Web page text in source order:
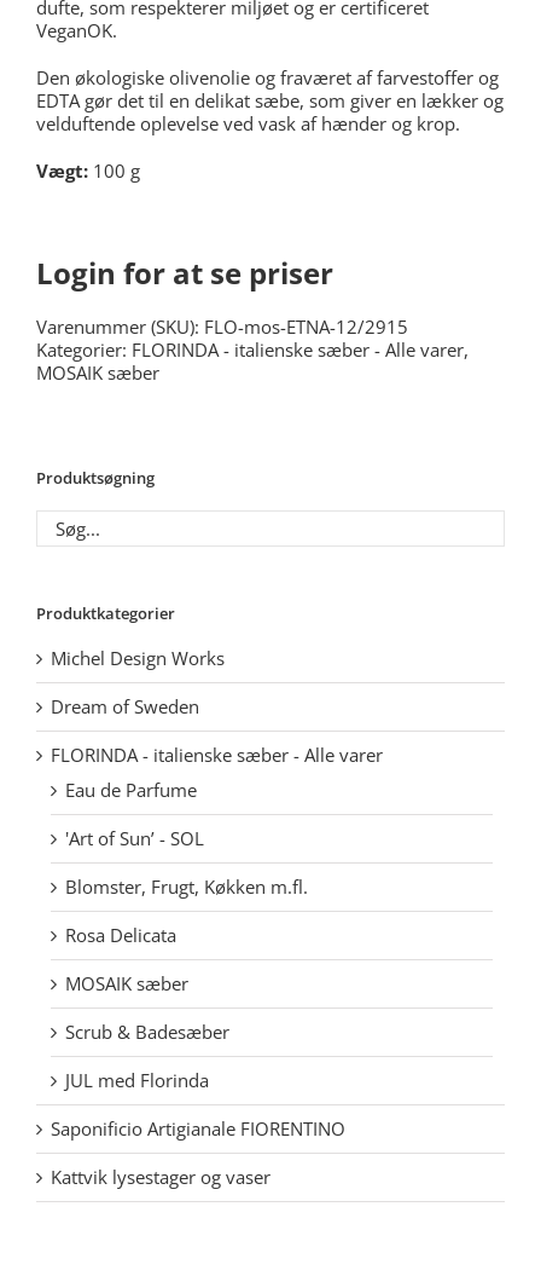
dufte, som respekterer miljøet og er certificeret
VeganOK.
Den økologiske olivenolie og fraværet af farvestoffer og
EDTA gør det til en delikat sæbe, som giver en lækker og
velduftende oplevelse ved vask af hænder og krop.
Vægt: 100 g
Login for at se priser
Varenummer (SKU): FLO-mos-ETNA-12/2915
Kategorier: FLORINDA - italienske sæber - Alle varer,
MOSAIK sæber
Produktsøgning
Produktkategorier
Michel Design Works
Dream of Sweden
FLORINDA - italienske sæber - Alle varer
Eau de Parfume
'Art of Sun’ - SOL
Blomster, Frugt, Køkken m.fl.
Rosa Delicata
MOSAIK sæber
Scrub & Badesæber
JUL med Florinda
Saponificio Artigianale FIORENTINO
Kattvik lysestager og vaser